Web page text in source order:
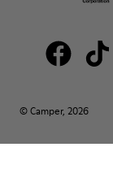
© Camper, 2026